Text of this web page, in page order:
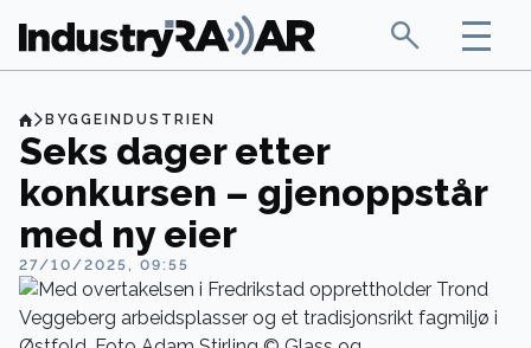
BYGGEINDUSTRIEN
Seks dager etter
konkursen – gjenoppstår
med ny eier
27/10/2025, 09:55